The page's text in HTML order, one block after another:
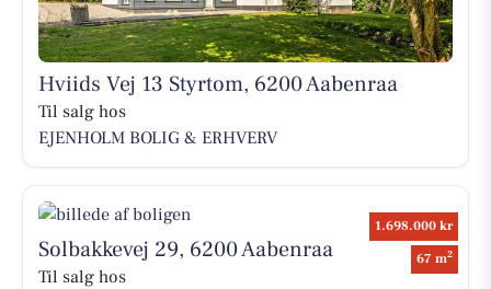
Hviids Vej 13 Styrtom, 6200 Aabenraa
Til salg hos
EJENHOLM BOLIG & ERHVERV
1.698.000 kr
67 m2
Solbakkevej 29, 6200 Aabenraa
Til salg hos